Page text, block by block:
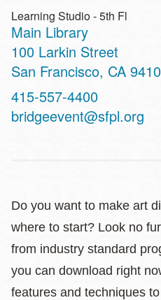
Learning Studio - 5th Fl
Main Library
Address
100 Larkin Street
San Francisco, CA
Contact
Telephone
415-557-4400
bridgeevent@sfpl.org
Do you want to make art
where to start? Look no
from industry standard
you can download right
features and techniques